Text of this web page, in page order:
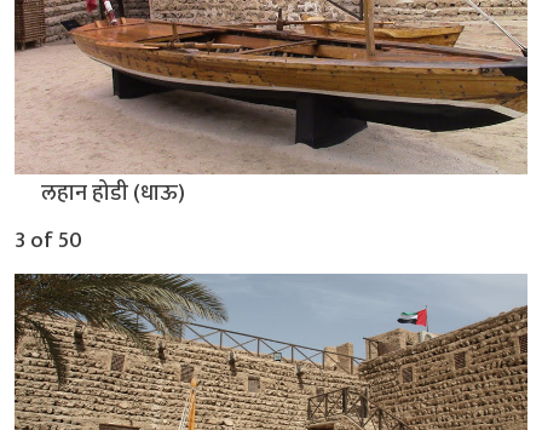
लहान होडी (धाऊ)
3 of 50